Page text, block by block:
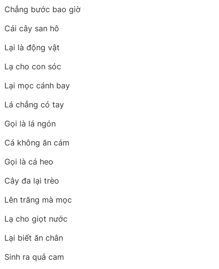
Chẳng bước bao giờ
Cái cây san hô
Lại là động vật
Lạ cho con sóc
Lại mọc cánh bay
Lá chẳng có tay
Gọi là lá ngón
Cá không ăn cám
Gọi là cá heo
Cây đa lại trèo
Lên trăng mà mọc
Lạ cho giọt nước
Lại biết ăn chân
Sinh ra quả cam